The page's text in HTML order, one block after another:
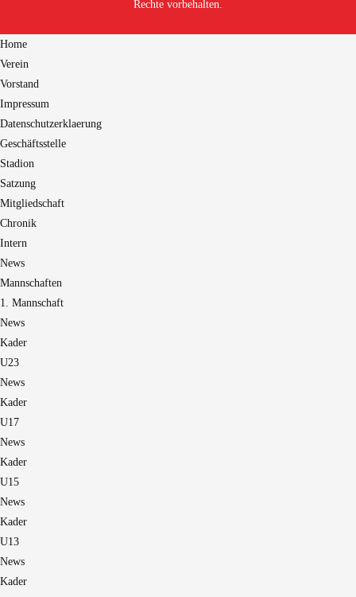
Rechte vorbehalten.
Home
Verein
Vorstand
Impressum
Datenschutzerklaerung
Geschäftsstelle
Stadion
Satzung
Mitgliedschaft
Chronik
Intern
News
Mannschaften
1. Mannschaft
News
Kader
U23
News
Kader
U17
News
Kader
U15
News
Kader
U13
News
Kader